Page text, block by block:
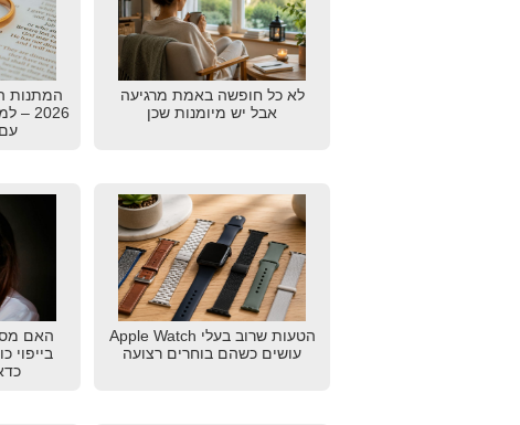
לא כל חופשה באמת מרגיעה
אבל יש מיומנות שכן
המתנות
הטעות שרוב בעלי Apple Watch
עושים כשהם בוחרים רצועה
האם